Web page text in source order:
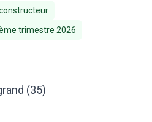
trimestre 2026
(35)